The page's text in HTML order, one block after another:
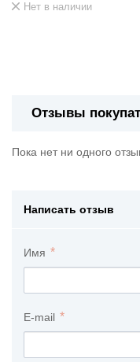
Нет в наличии
Отзывы
Пока нет ни одного
Написать отзыв
Имя
E-mail